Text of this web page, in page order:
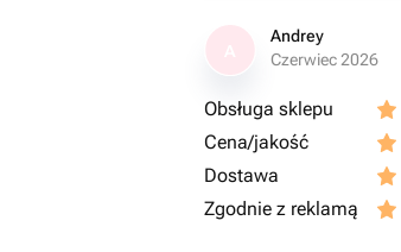
Andrey
Czerwiec 2026
Obsługa sklepu
Cena/jakość
Dostawa
Zgodnie z reklamą